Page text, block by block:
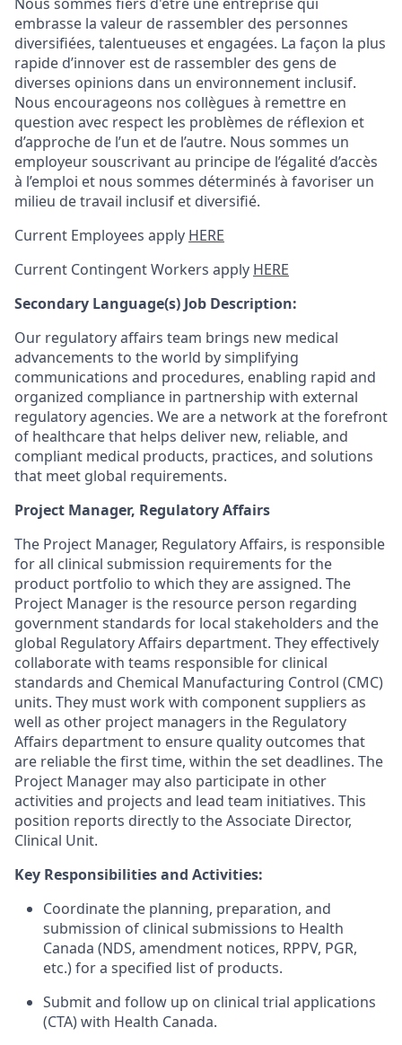
embrasse la valeur de rassembler des personnes
diversifiées, talentueuses et engagées. La façon la plus
rapide d’innover est de rassembler des gens de
diverses opinions dans un environnement inclusif.
Nous encourageons nos collègues à remettre en
question avec respect les problèmes de réflexion et
d’approche de l’un et de l’autre. Nous sommes un
employeur souscrivant au principe de l’égalité d’accès
à l’emploi et nous sommes déterminés à favoriser un
milieu de travail inclusif et diversifié.
Current Employees apply HERE
Current Contingent Workers apply HERE
Secondary Language(s) Job Description:
Our regulatory affairs team brings new medical
advancements to the world by simplifying
communications and procedures, enabling rapid and
organized compliance in partnership with external
regulatory agencies. We are a network at the forefront
of healthcare that helps deliver new, reliable, and
compliant medical products, practices, and solutions
that meet global requirements.
Project Manager, Regulatory Affairs
The Project Manager, Regulatory Affairs, is responsible
for all clinical submission requirements for the
product portfolio to which they are assigned. The
Project Manager is the resource person regarding
government standards for local stakeholders and the
global Regulatory Affairs department. They effectively
collaborate with teams responsible for clinical
standards and Chemical Manufacturing Control (CMC)
units. They must work with component suppliers as
well as other project managers in the Regulatory
Affairs department to ensure quality outcomes that
are reliable the first time, within the set deadlines. The
Project Manager may also participate in other
activities and projects and lead team initiatives. This
position reports directly to the Associate Director,
Clinical Unit.
Key Responsibilities and Activities:
Coordinate the planning, preparation, and
submission of clinical submissions to Health
Canada (NDS, amendment notices, RPPV, PGR,
etc.) for a specified list of products.
Submit and follow up on clinical trial applications
(CTA) with Health Canada.